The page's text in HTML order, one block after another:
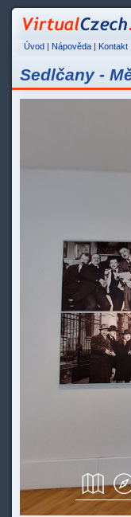
Úvod | Nápověda | Kontakt
Sedlčany -